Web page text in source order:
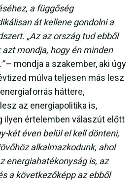
a függőség
át kellene gondolni a
„Az az ország tud ebből
mondja, hogy én minden
– mondja a szakember, aki úgy
múlva teljesen más lesz
háttere,
az energiapolitika is,
ilyen értelemben válaszút előtt
két éven belül el kell dönteni,
alkalmazkodunk, ahol
energiahatékonyság is, az
a következőképp az ebből